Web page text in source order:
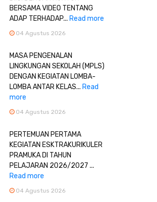
BERSAMA VIDEO TENTANG
ADAP TERHADAP... Read more
04 Agustus 2026
MASA PENGENALAN
LINGKUNGAN SEKOLAH (MPLS)
DENGAN KEGIATAN LOMBA-
LOMBA ANTAR KELAS... Read
more
04 Agustus 2026
PERTEMUAN PERTAMA
KEGIATAN ESKTRAKURIKULER
PRAMUKA DI TAHUN
PELAJARAN 2026/2027 ...
Read more
04 Agustus 2026